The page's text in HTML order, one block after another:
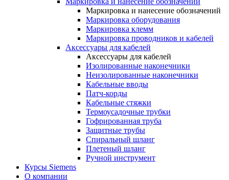
Маркировка и нанесение обозначений
Маркировка оборудования
Маркировка клемм
Маркировка проводников и кабелей
Аксессуары для кабелей
Аксессуары для кабелей
Изолированные наконечники
Неизолированные наконечники
Кабельные вводы
Патч-корды
Кабельные стяжки
Термоусадочные трубки
Гофрированная труба
Защитные трубы
Спиральный шланг
Плетеный шланг
Ручной инструмент
Курсы Siemens
О компании